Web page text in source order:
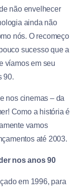
não envelhecer
ainda não
nós. O recomeço
sucesso que a
víamos em seu
90.
nos cinemas – da
Como a história é
vamos
até 2003.
nos anos 90
em 1996, para